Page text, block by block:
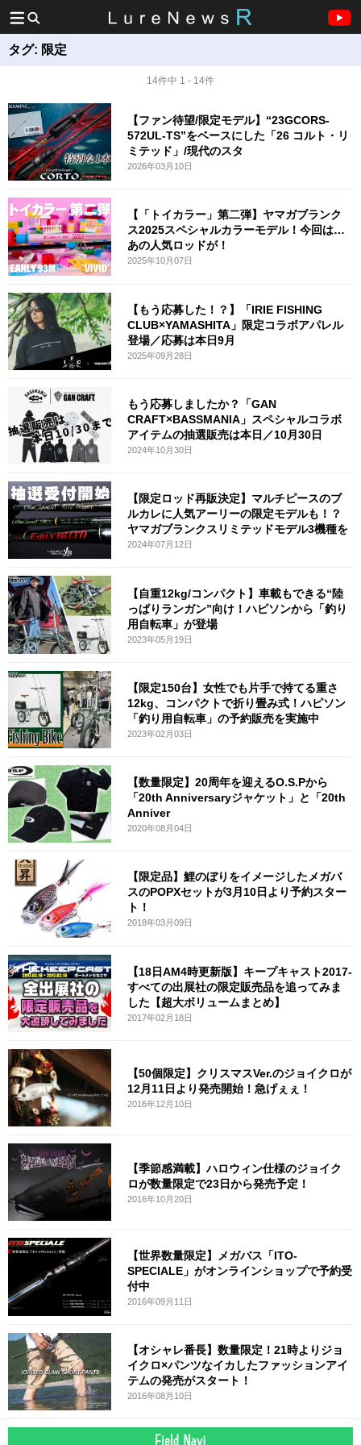
タグ: 限定
14件中 1 - 14件
【ファン待望/限定モデル】“23GCORS-
572UL-TS”をベースにした「26 コルト・リ
ミテッド」/現代のスタ
2026年03月10日
【「トイカラー」第二弾】ヤマガブランク
ス2025スペシャルカラーモデル！今回は…
あの人気ロッドが！
2025年10月07日
【もう応募した！？】「IRIE FISHING
CLUB×YAMASHITA」限定コラボアパレル
登場／応募は本日9月
2025年09月28日
もう応募しましたか？「GAN
CRAFT×BASSMANIA」スペシャルコラボ
アイテムの抽選販売は本日／10月30日
2024年10月30日
【限定ロッド再販決定】マルチピースのブ
ルカレに人気アーリーの限定モデルも！？
ヤマガブランクスリミテッドモデル3機種を
2024年07月12日
【自重12kg/コンパクト】車載もできる“陸
っぱりランガン”向け！ハピソンから「釣り
用自転車」が登場
2023年05月19日
【限定150台】女性でも片手で持てる重さ
12kg、コンパクトで折り畳み式！ハピソン
「釣り用自転車」の予約販売を実施中
2023年02月03日
【数量限定】20周年を迎えるO.S.Pから
「20th Anniversaryジャケット」と「20th
Anniver
2020年08月04日
【限定品】鯉のぼりをイメージしたメガバ
スのPOPXセットが3月10日より予約スター
ト！
2018年03月09日
【18日AM4時更新版】キープキャスト2017-
すべての出展社の限定販売品を追ってみま
した【超大ボリュームまとめ】
2017年02月18日
【50個限定】クリスマスVer.のジョイクロが
12月11日より発売開始！急げぇぇ！
2016年12月10日
【季節感満載】ハロウィン仕様のジョイク
ロが数量限定で23日から発売予定！
2016年10月20日
【世界数量限定】メガバス「ITO-
SPECIALE」がオンラインショップで予約受
付中
2016年09月11日
【オシャレ番長】数量限定！21時よりジョ
イクロ×パンツなイカしたファッションアイ
テムの発売がスタート！
2016年08月10日